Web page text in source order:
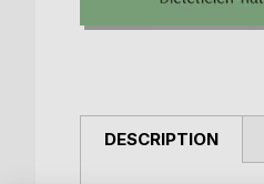
DESCRIPTION